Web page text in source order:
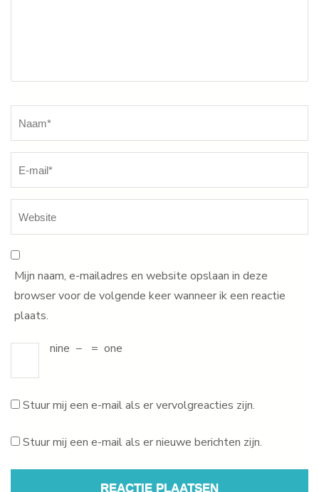
Mijn naam, e-mailadres en website opslaan in deze
browser voor de volgende keer wanneer ik een reactie
plaats.
nine − = one
Stuur mij een e-mail als er vervolgreacties zijn.
Stuur mij een e-mail als er nieuwe berichten zijn.